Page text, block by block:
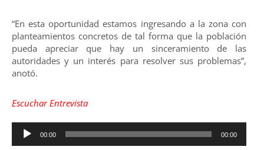
“En esta oportunidad estamos ingresando a la zona con
planteamientos concretos de tal forma que la población
pueda apreciar que hay un sinceramiento de las
autoridades y un interés para resolver sus problemas”,
anotó.
Escuchar Entrevista
Reproductor
00:00 00:00